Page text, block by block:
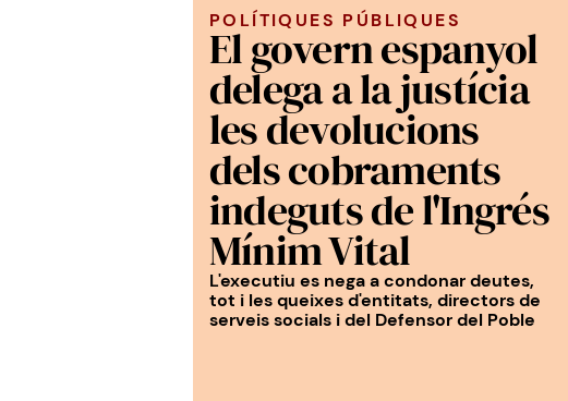
POLÍTIQUES PÚBLIQUES
El govern espanyol
delega a la justícia
les devolucions
dels cobraments
indeguts de l'Ingrés
Mínim Vital
L'executiu es nega a condonar deutes,
tot i les queixes d'entitats, directors de
serveis socials i del Defensor del Poble